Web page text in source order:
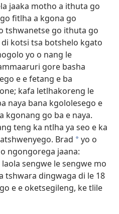
jaaka motho a ithuta go
fitlha a kgona go
tshwanetse go ithuta go
kotsi tsa botshelo kgato
yo o nang le
gore basha
e e fetang e ba
kafa letlhakoreng le
naya bana kgololesego e
kgonang go ba e naya.
teng ka ntlha ya seo e ka
Brad *yo o
ngongorega jaana:
sengwe le sengwe mo
tshwara dingwaga di le 18
e e oketsegileng, ke tlile